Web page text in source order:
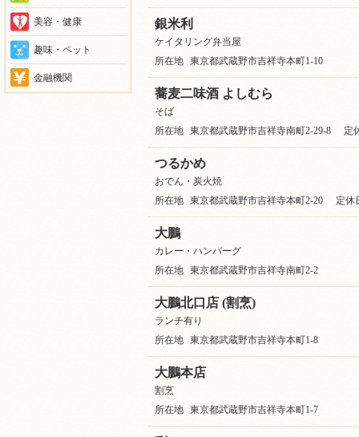
美容・健康
趣味・ペット
金融機関
銀米利
ケイタリング弁当屋
所在地
東京都武蔵野市吉祥寺本町1-10
蕎麦二味酒 よしむら
そば
所在地
東京都武蔵野市吉祥寺南町2-29-8 定
つるかめ
おでん・炭火焼
所在地
東京都武蔵野市吉祥寺本町2-20 定休
大鵬
カレー・ハンバーグ
所在地
東京都武蔵野市吉祥寺南町2-2
大鵬北口店 (割烹)
ランチ有り
所在地
東京都武蔵野市吉祥寺本町1-8
大鵬本店
割烹
所在地
東京都武蔵野市吉祥寺本町1-7